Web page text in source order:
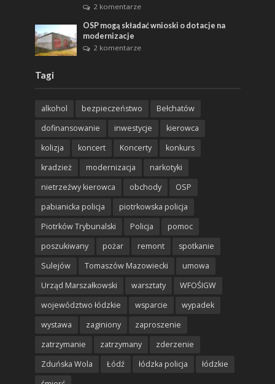
2 komentarze
OSP mogą składać wnioski o dotacje na
modernizacje
2 komentarze
Tagi
alkohol bezpieczeństwo
Bełchatów
dofinansowanie
inwestycje
kierowca
kolizja
koncert Koncerty
konkurs
kradzież
modernizacja
narkotyki
nietrzeźwy kierowca
obchody
OSP
pabianicka policja
piotrkowska policja
Piotrków Trybunalski
Policja
pomoc
poszukiwany
pożar remont
spotkanie
Sulejów
Tomaszów Mazowiecki
umowa
Urząd Marszałkowski
warsztaty
WFOŚIGW
województwo łódzkie
wsparcie
wypadek
wystawa
zaginiony
zaproszenie
zatrzymanie
zatrzymany
zderzenie
Zduńska Wola
Łódź łódzka policja
łódzkie